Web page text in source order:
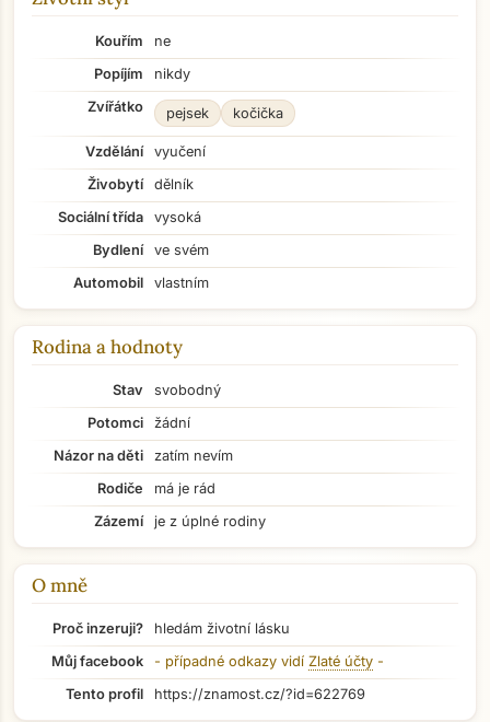
Přejít na hlavní obsah
Kouřím
ne
Popíjím
nikdy
Zvířátko
pejsek kočička
Vzdělání
vyučení
Živobytí
dělník
Sociální třída
vysoká
Bydlení
ve svém
Automobil
vlastním
Rodina a hodnoty
Stav
svobodný
Potomci
žádní
Názor na děti
zatím nevím
Rodiče
má je rád
Zázemí
je z úplné rodiny
O mně
Proč inzeruji?
hledám životní lásku
Můj facebook
- případné odkazy vidí Zlaté účty -
Tento profil
https://znamost.cz/?id=622769